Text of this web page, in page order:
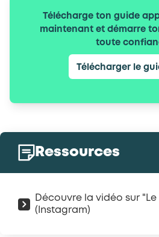
Télécharge ton guide
maintenant et démarre
toute
Télécharger le
Ressources
Découvre la vidéo sur
(Instagram)